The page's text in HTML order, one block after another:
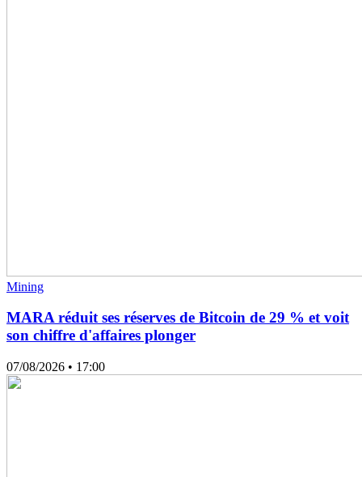
Mining
MARA réduit ses réserves de Bitcoin de 29 % et voit
son chiffre d'affaires plonger
07/08/2026 • 17:00